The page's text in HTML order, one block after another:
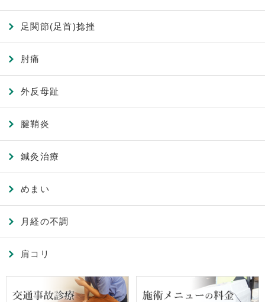
足関節(足首)捻挫
肘痛
外反母趾
腱鞘炎
鍼灸治療
めまい
月経の不調
肩コリ